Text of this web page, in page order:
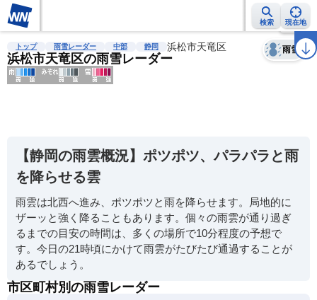
検索 現在地
雨雲レーダー 台風情報 地震情報 警報・注意報 2週間天気 ラ
トップ 雨雪レーダー 中部 静岡 浜松市天竜区
浜松市天竜区の雨雪レーダー
雨雪
天気 台風
【静岡の雨雲概況】ポツポツ、パラパラと雨
を降らせる雲
雨雲は北西へ進み、ポツポツと雨を降らせます。局地的に
ザーッと強く降ることもあります。個々の雨雲が通り過ぎ
るまでの目安の時間は、多くの場所で10分程度の予想で
す。今日の21時頃にかけて雨雲がたびたび通過することが
あるでしょう。
市区町村別の雨雪レーダー